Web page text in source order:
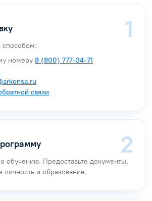
номеру 8 (800) 777-34-71
связи
обучению. Предоставьте документы,
и образование.